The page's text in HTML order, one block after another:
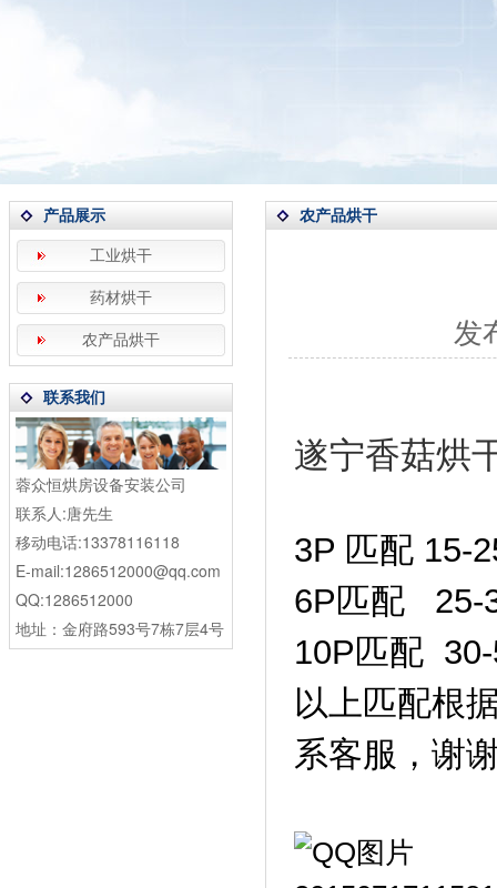
产品展示
工业烘干
药材烘干
农产品烘干
联系我们
蓉众恒烘房设备安装公司
联系人:唐先生
移动电话:13378116118
E-mail:1286512000@qq.com
QQ:1286512000
地址：金府路593号7栋7层4号
农产品烘干
发
遂宁香菇烘
3P 匹配 15-
6P匹配 25-
10P匹配
以上匹配根
系客服，谢